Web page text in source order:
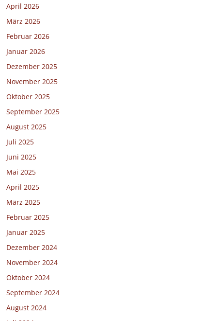
April 2026
März 2026
Februar 2026
Januar 2026
Dezember 2025
November 2025
Oktober 2025
September 2025
August 2025
Juli 2025
Juni 2025
Mai 2025
April 2025
März 2025
Februar 2025
Januar 2025
Dezember 2024
November 2024
Oktober 2024
September 2024
August 2024